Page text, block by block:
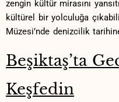
zengin kültür‍ mirasını
⁣kültürel bir yolculuğa
Müzesi’nde denizcilik
Beşiktaş’ta⁢
Keşfedin